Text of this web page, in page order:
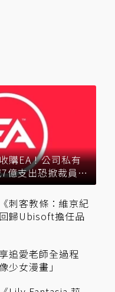
購EA！公司私有
億支出恐掀裁員風
刺客教條：維京紀
歸Ubisoft擔任品
追愛老師全過程
少女漫畫」